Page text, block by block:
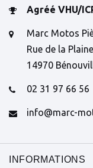
Agréé VHU/
Marc Motos
Rue de la
14970
02 31 97 66 56
info@marc-
INFORMATIONS